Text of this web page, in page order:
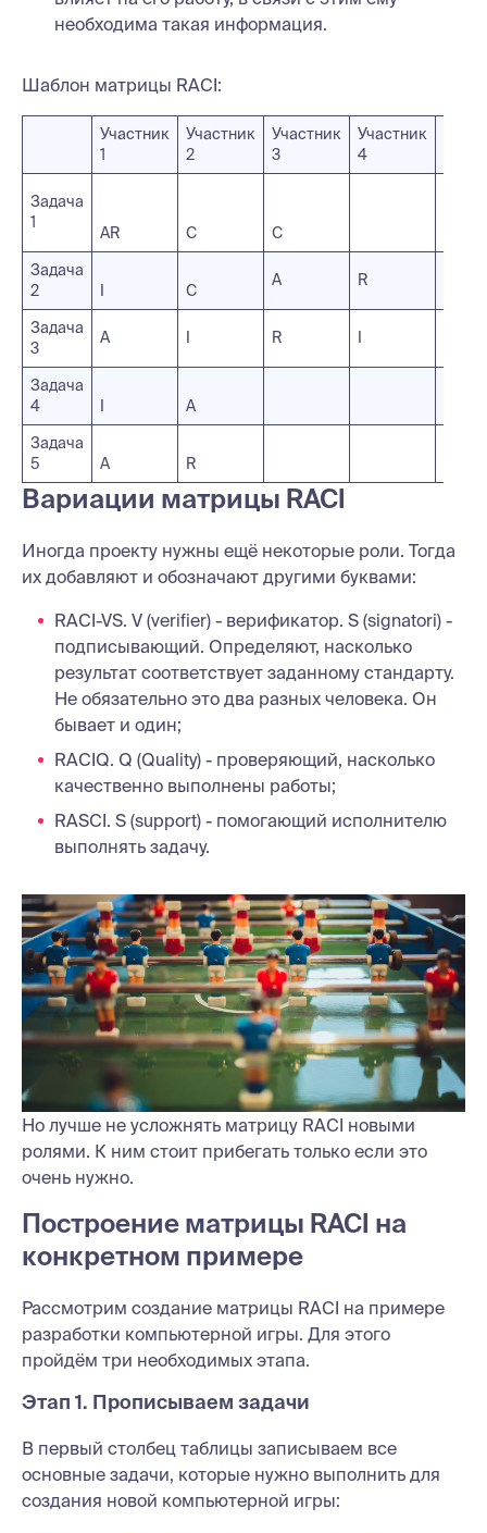
необходима такая информация.
Шаблон матрицы RACI:
Участник
1
Участник
2
Участник
3
Участник
4
Задача
1
АR C C
Задача
2
C
A R
Задача
3
А R
Задача
4
A
Задача
5
A R
Вариации матрицы RACI
Иногда проекту нужны ещё некоторые роли. Тогда
их добавляют и обозначают другими буквами:
RACI-VS. V (verifier) - верификатор. S (signatori) -
подписывающий. Определяют, насколько
результат соответствует заданному стандарту.
Не обязательно это два разных человека. Он
бывает и один;
RACIQ. Q (Quality) - проверяющий, насколько
качественно выполнены работы;
RASCI. S (support) - помогающий исполнителю
выполнять задачу.
Но лучше не усложнять матрицу RACI новыми
ролями. К ним стоит прибегать только если это
очень нужно.
Построение матрицы RACI на
конкретном примере
Рассмотрим создание матрицы RACI на примере
разработки компьютерной игры. Для этого
пройдём три необходимых этапа.
Этап 1. Прописываем задачи
В первый столбец таблицы записываем все
основные задачи, которые нужно выполнить для
создания новой компьютерной игры: